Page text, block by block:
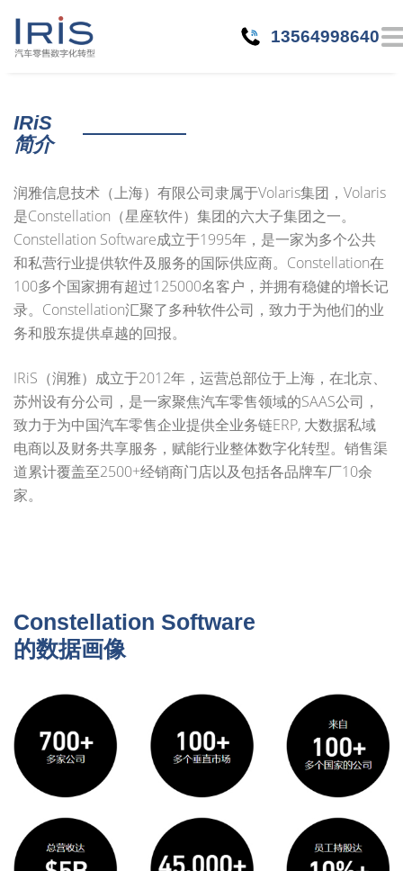
13564998640
IRiS
简介
润雅信息技术（上海）有限公司隶属于Volaris集团，Volaris
是Constellation（星座软件）集团的六大子集团之一。
Constellation Software成立于1995年，是一家为多个公共
和私营行业提供软件及服务的国际供应商。Constellation在
100多个国家拥有超过125000名客户，并拥有稳健的增长记
录。Constellation汇聚了多种软件公司，致力于为他们的业
务和股东提供卓越的回报。
IRiS（润雅）成立于2012年，运营总部位于上海，在北京、
苏州设有分公司，是一家聚焦汽车零售领域的SAAS公司，
致力于为中国汽车零售企业提供全业务链ERP, 大数据私域
电商以及财务共享服务，赋能行业整体数字化转型。销售渠
道累计覆盖至2500+经销商门店以及包括各品牌车厂10余
家。
Constellation Software
的数据画像